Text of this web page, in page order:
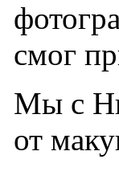
смог
Мы с
от